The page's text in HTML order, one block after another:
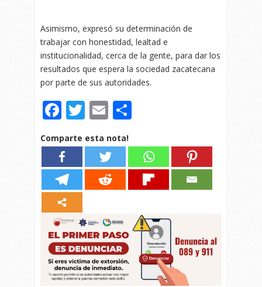
Asimismo, expresó su determinación de
trabajar con honestidad, lealtad e
institucionalidad, cerca de la gente, para dar los
resultados que espera la sociedad zacatecana
por parte de sus autoridades.
Facebook
Twitter
Email
Comparte esta nota!